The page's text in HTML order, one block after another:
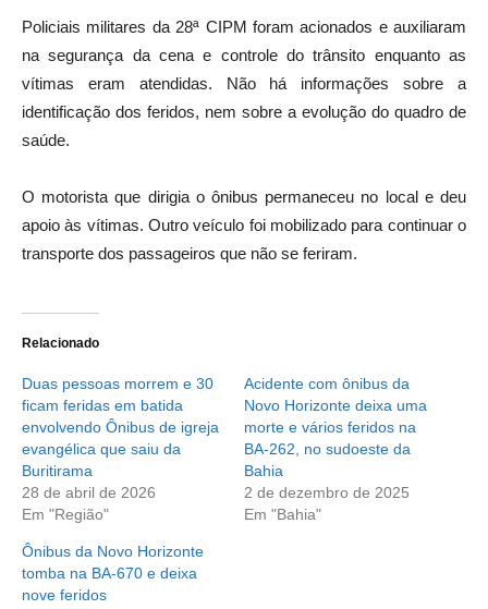
Policiais militares da 28ª CIPM foram acionados e auxiliaram
na segurança da cena e controle do trânsito enquanto as
vítimas eram atendidas. Não há informações sobre a
identificação dos feridos, nem sobre a evolução do quadro de
saúde.
O motorista que dirigia o ônibus permaneceu no local e deu
apoio às vítimas. Outro veículo foi mobilizado para continuar o
transporte dos passageiros que não se feriram.
Relacionado
Duas pessoas morrem e 30
ficam feridas em batida
envolvendo Ônibus de igreja
evangélica que saiu da
Buritirama
28 de abril de 2026
Em "Região"
Acidente com ônibus da
Novo Horizonte deixa uma
morte e vários feridos na
BA-262, no sudoeste da
Bahia
2 de dezembro de 2025
Em "Bahia"
Ônibus da Novo Horizonte
tomba na BA-670 e deixa
nove feridos